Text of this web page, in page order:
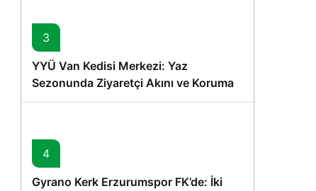
3
YYÜ Van Kedisi Merkezi: Yaz
Sezonunda Ziyaretçi Akını ve Koruma
Vurgusu
4
Gyrano Kerk Erzurumspor FK’de: İki